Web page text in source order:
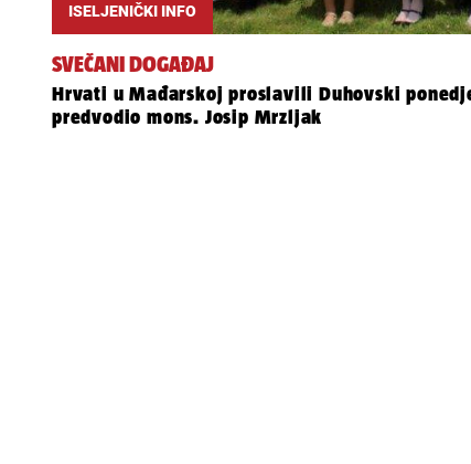
ISELJENIČKI INFO
SVEČANI DOGAĐAJ
Hrvati u Mađarskoj proslavili Duhovski
predvodio mons. Josip Mrzljak